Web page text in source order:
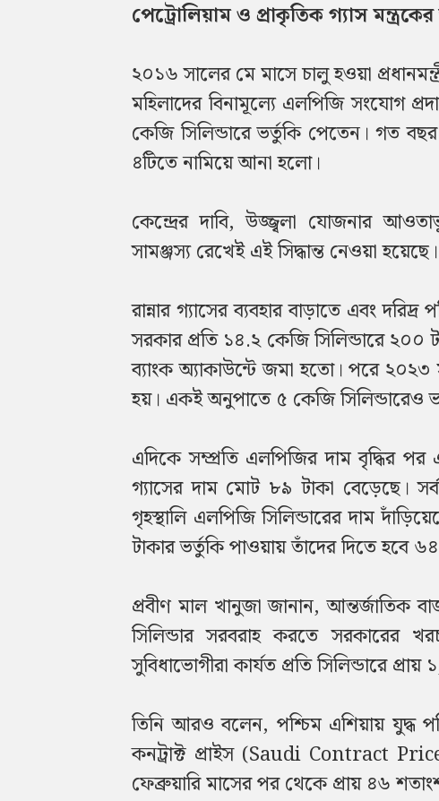
পেট্রোলিয়াম ও প্রাকৃতিক গ্যাস
২০১৬ সালের মে মাসে চালু হওয়া
মহিলাদের বিনামূল্যে এলপিজি সংযোগ
কেজি সিলিন্ডারে ভর্তুকি পেতেন। গত
৪টিতে নামিয়ে আনা হলো।
কেন্দ্রের দাবি, উজ্জ্বলা যোজনার
সামঞ্জস্য রেখেই এই সিদ্ধান্ত নেওয়া হয়েছে।
রান্নার গ্যাসের ব্যবহার বাড়াতে এবং
সরকার প্রতি ১৪.২ কেজি সিলিন্ডারে ২০০
ব্যাংক অ্যাকাউন্টে জমা হতো। পরে
হয়। একই অনুপাতে ৫ কেজি সিলিন্ডারেও
এদিকে সম্প্রতি এলপিজির দাম বৃদ্ধির পর
গ্যাসের দাম মোট ৮৯ টাকা বেড়েছে।
গৃহস্থালি এলপিজি সিলিন্ডারের দাম
টাকার ভর্তুকি পাওয়ায় তাঁদের দিতে হবে
প্রবীণ মাল খানুজা জানান, আন্তর্জাতিক
সিলিন্ডার সরবরাহ করতে সরকারের
সুবিধাভোগীরা কার্যত প্রতি সিলিন্ডারে
তিনি আরও বলেন, পশ্চিম এশিয়ায় যুদ্ধ
কনট্রাক্ট প্রাইস (Saudi Contract
ফেব্রুয়ারি মাসের পর থেকে প্রায় ৪৬